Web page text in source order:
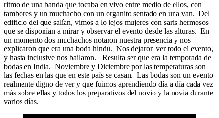
ritmo de una banda que tocaba en vivo entre medio de ellos, con
tambores y un muchacho con un organito sentado en una van. Del
edificio del que salían, vimos a lo lejos mujeres con saris hermosos
que se disponían a mirar y observar el evento desde las alturas. En
un momento dos muchachos notaron nuestra presencia y nos
explicaron que era una boda hindú. Nos dejaron ver todo el evento,
y hasta inclusive nos bailaron. Resulta ser que era la temporada de
bodas en India. Noviembre y Diciembre por las temperaturas son
las fechas en las que en este país se casan. Las bodas son un evento
realmente digno de ver y que fuimos aprendiendo día a día cada vez
más sobre ellas y todos los preparativos del novio y la novia durante
varios días.